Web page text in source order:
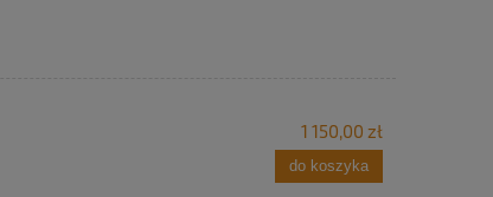
1 150,00 zł
do koszyka